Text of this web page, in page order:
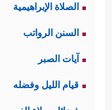
الصلاة الإبراهيمية
السنن الرواتب
آيات الصبر
قيام الليل وفضله